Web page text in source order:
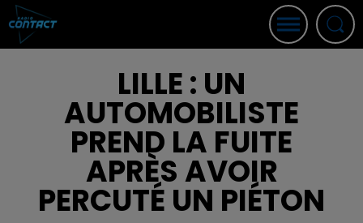
LILLE : UN
AUTOMOBILISTE
PREND LA FUITE
APRÈS AVOIR
PERCUTÉ UN PIÉTON